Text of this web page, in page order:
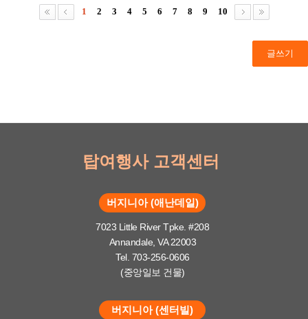
1 2 3 4 5 6 7 8 9 10
글쓰기
탑여행사 고객센터
버지니아 (애난데일)
7023 Little River Tpke. #208
Annandale, VA 22003
Tel. 703-256-0606
(중앙일보 건물)
버지니아 (센터빌)